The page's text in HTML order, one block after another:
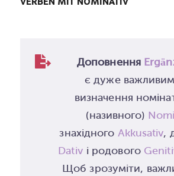
Доповнення
є дуже
визначення
(називного)
знахідного Akkusativ,
Dativ і родового
Щоб зрозуміти,